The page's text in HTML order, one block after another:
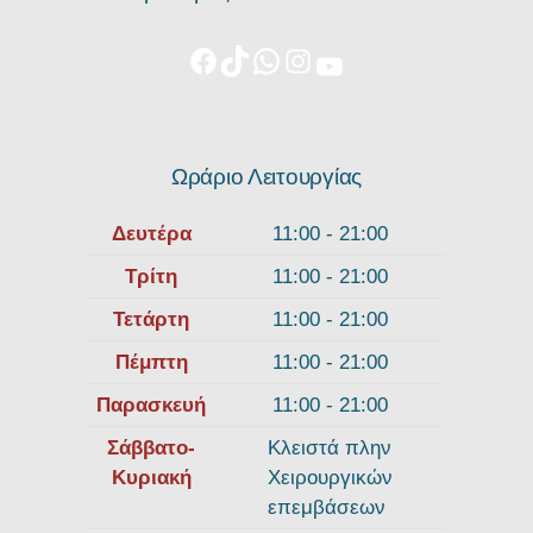
Ωράριο Λειτουργίας
Δευτέρα
11:00 - 21:00
Τρίτη
11:00 - 21:00
Τετάρτη
11:00 - 21:00
Πέμπτη
11:00 - 21:00
Παρασκευή
11:00 - 21:00
Σάββατο-
Κυριακή
Κλειστά πλην
Χειρουργικών
επεμβάσεων